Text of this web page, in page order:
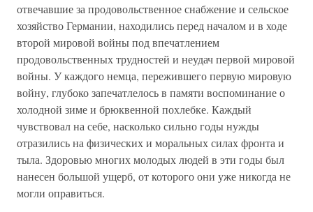
отвечавшие за продовольственное снабжение и сельское
хозяйство Германии, находились перед началом и в ходе
второй мировой войны под впечатлением
продовольственных трудностей и неудач первой мировой
войны. У каждого немца, пережившего первую мировую
войну, глубоко запечатлелось в памяти воспоминание о
холодной зиме и брюквенной похлебке. Каждый
чувствовал на себе, насколько сильно годы нужды
отразились на физических и моральных силах фронта и
тыла. Здоровью многих молодых людей в эти годы был
нанесен большой ущерб, от которого они уже никогда не
могли оправиться.